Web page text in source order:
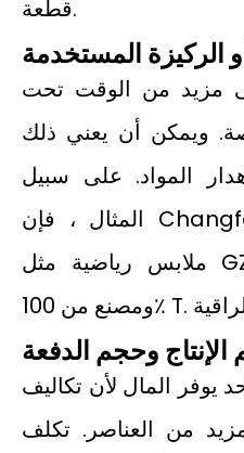
قطعة.
الركيزة المستخدمة
مزيد من الوقت تحت
ويمكن أن يعني ذلك
المواد. على سبيل
المثال ، فإن Changfa Digital لديها قماش
ملابس رياضية مثل GZP-001. يزن 155gsm
وحجم الدفعة
المال لأن تكاليف
من العناصر. تكلف